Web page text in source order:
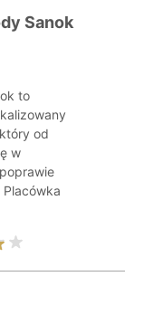
Sanok
to
od
w